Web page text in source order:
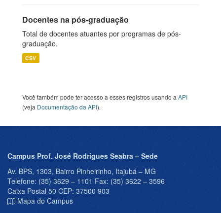
Docentes na pós-graduação
Total de docentes atuantes por programas de pós-
graduação.
CSV
Você também pode ter acesso a esses registros usando a API
(veja Documentação da API).
Campus Prof. José Rodrigues Seabra – Sede
Av. BPS, 1303, Bairro Pinheirinho, Itajubá – MG
Telefone: (35) 3629 – 1101 Fax: (35) 3622 – 3596
Caixa Postal 50 CEP: 37500 903
Mapa do Campus